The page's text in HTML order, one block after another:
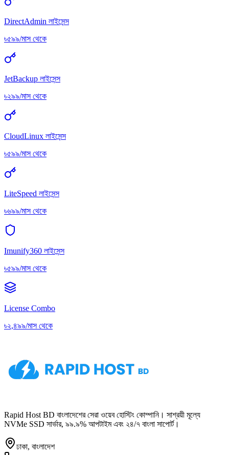
DirectAdmin লাইসেন্স
৳৫৯৯/মাস থেকে
JetBackup লাইসেন্স
৳২৯৯/মাস থেকে
CloudLinux লাইসেন্স
৳৫৯৯/মাস থেকে
LiteSpeed লাইসেন্স
৳৬৯৯/মাস থেকে
Imunify360 লাইসেন্স
৳৫৯৯/মাস থেকে
License Combo
৳২,৪৯৯/মাস থেকে
Rapid Host BD বাংলাদেশের সেরা ওয়েব হোস্টিং কোম্পানি। সাশ্রয়ী মূল্যে
NVMe SSD সার্ভার, ৯৯.৯% আপটাইম এবং ২৪/৭ বাংলা সাপোর্ট।
ঢাকা, বাংলাদেশ